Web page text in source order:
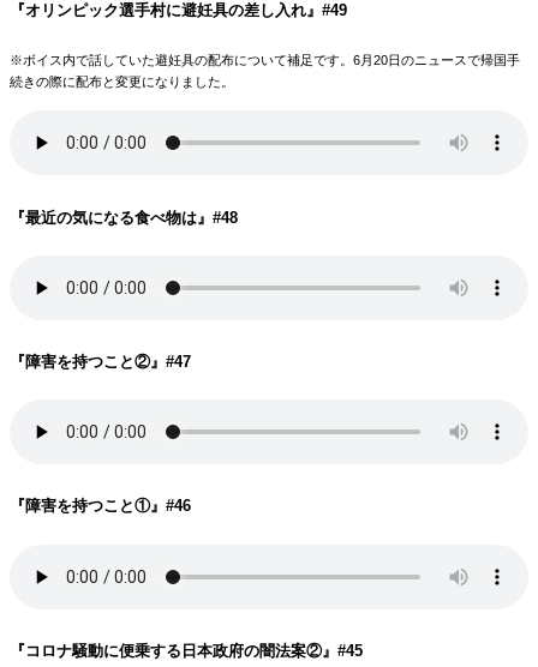
『オリンピック選手村に避妊具の差し入れ』#49
※ボイス内で話していた避妊具の配布について補足です。6月20日のニュースで帰国手
続きの際に配布と変更になりました。
『最近の気になる食べ物は 』#48
『障害を持つこと②』#47
『障害を持つこと①』#46
『コロナ騒動に便乗する日本政府の闇法案②』#45